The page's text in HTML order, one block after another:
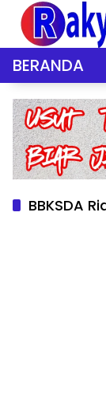
Langsung
konten
BERANDA
BBKSDA